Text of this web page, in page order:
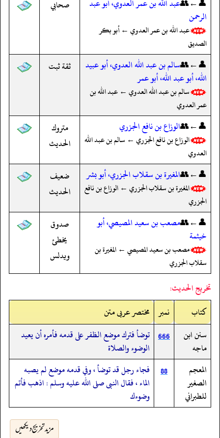
👤←👥عبد الله بن عمر العدوي، أبو عبد
الرحمن
عبد الله بن عمر العدوي ← أبو بكر
الصديق
صحابي
👤←👥سالم بن عبد الله العدوي، أبو عبيد
الله، أبو عبد الله، أبو عمر
سالم بن عبد الله العدوي ← عبد الله بن
عمر العدوي
ثقة ثبت
👤←👥الوزاع بن نافع الجزري
الوزاع بن نافع الجزري ← سالم بن عبد الله
العدوي
متروك
الحديث
👤←👥المغيرة بن سقلاب الجزري، أبو بشر
المغيرة بن سقلاب الجزري ← الوزاع بن نافع
الجزري
ضعيف
الحديث
👤←👥مصعب بن سعيد المصيصي، أبو
خيثمة
مصعب بن سعيد المصيصي ← المغيرة بن
سقلاب الجزري
صدوق
يخطئ
ويدلس
تخريج الحديث:
کتاب
نمبر مختصر عربی متن
سنن ابن
ماجه
666 توضأ فترك موضع الظفر على قدمه فأمره أن يعيد
الوضوء والصلاة
المعجم
الصغير
للطبراني
88
فجاء رجل قد توضأ ، وفي قدمه موضع لم يصبه
الماء ، فقال النبى صلى الله عليه وسلم : اذهب فأتم
وضوءك
مزید تخریج دیکھیں